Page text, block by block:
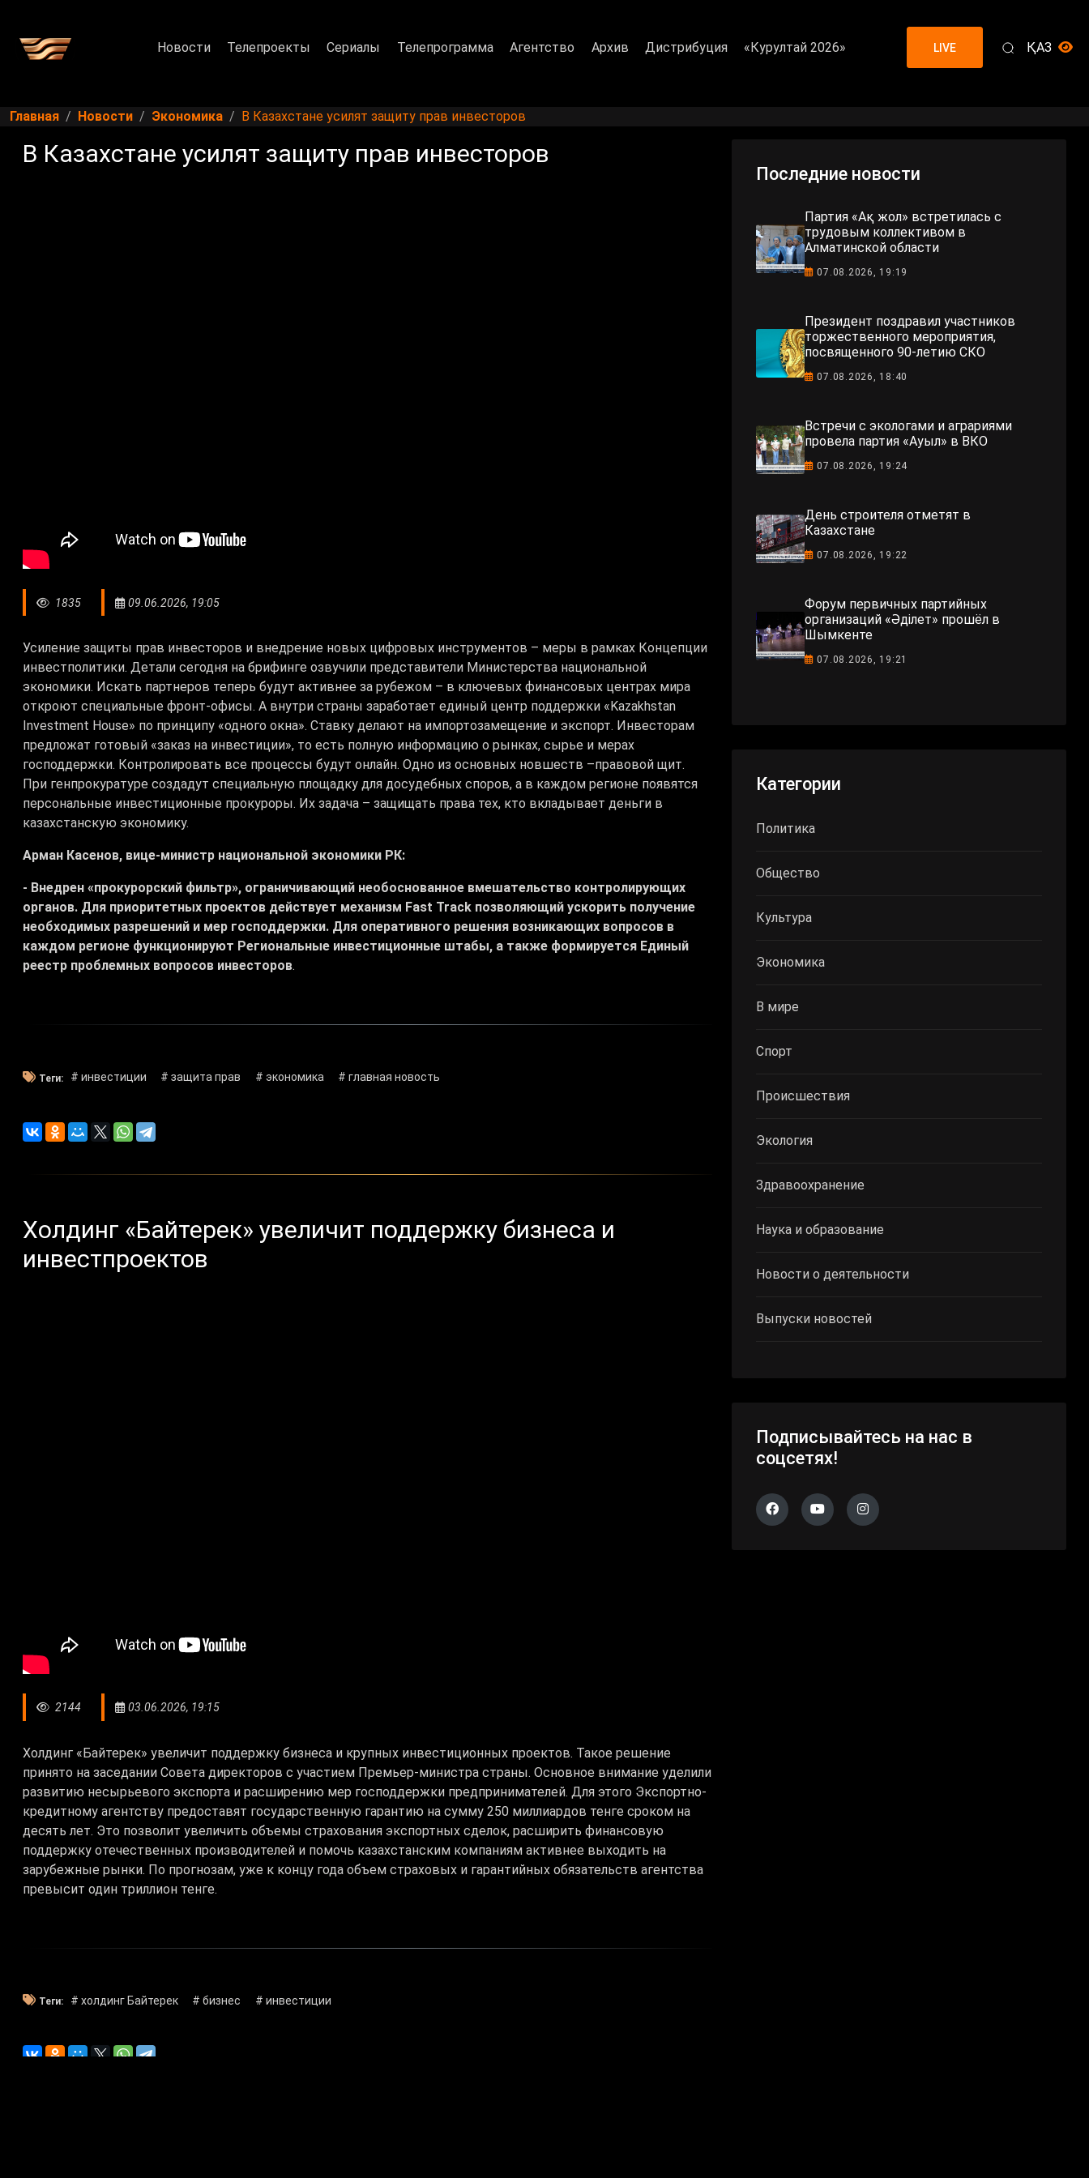
Новости Телепроекты Сериалы Телепрограмма Агентство Архив Дистрибуция «Курултай 2026» LIVE ҚАЗ
Главная Новости Экономика В Казахстане усилят защиту прав инвесторов
В Казахстане усилят защиту прав инвесторов
1835 09.06.2026, 19:05
Усиление защиты прав инвесторов и внедрение новых цифровых инструментов – меры в рамках Концепции
инвестполитики. Детали сегодня на брифинге озвучили представители Министерства национальной
экономики. Искать партнеров теперь будут активнее за рубежом – в ключевых финансовых центрах мира
откроют специальные фронт-офисы. А внутри страны заработает единый центр поддержки «Kazakhstan
Investment House» по принципу «одного окна». Ставку делают на импортозамещение и экспорт. Инвесторам
предложат готовый «заказ на инвестиции», то есть полную информацию о рынках, сырье и мерах
господдержки. Контролировать все процессы будут онлайн. Одно из основных новшеств –правовой щит.
При генпрокуратуре создадут специальную площадку для досудебных споров, а в каждом регионе появятся
персональные инвестиционные прокуроры. Их задача – защищать права тех, кто вкладывает деньги в
казахстанскую экономику.
Арман Касенов, вице-министр национальной экономики РК:
- Внедрен «прокурорский фильтр», ограничивающий необоснованное вмешательство контролирующих
органов. Для приоритетных проектов действует механизм Fast Track позволяющий ускорить получение
необходимых разрешений и мер господдержки. Для оперативного решения возникающих вопросов в
каждом регионе функционируют Региональные инвестиционные штабы, а также формируется Единый
реестр проблемных вопросов инвесторов.
Теги: # инвестиции # защита прав # экономика # главная новость
Холдинг «Байтерек» увеличит поддержку бизнеса и
инвестпроектов
2144 03.06.2026, 19:15
Холдинг «Байтерек» увеличит поддержку бизнеса и крупных инвестиционных проектов. Такое решение
принято на заседании Совета директоров с участием Премьер-министра страны. Основное внимание уделили
развитию несырьевого экспорта и расширению мер господдержки предпринимателей. Для этого Экспортно-
кредитному агентству предоставят государственную гарантию на сумму 250 миллиардов тенге сроком на
десять лет. Это позволит увеличить объемы страхования экспортных сделок, расширить финансовую
поддержку отечественных производителей и помочь казахстанским компаниям активнее выходить на
зарубежные рынки. По прогнозам, уже к концу года объем страховых и гарантийных обязательств агентства
превысит один триллион тенге.
Теги: # холдинг Байтерек # бизнес # инвестиции
Последние новости
Партия «Ақ жол» встретилась с
трудовым коллективом в
Алматинской области
07.08.2026, 19:19
Президент поздравил участников
торжественного мероприятия,
посвященного 90-летию СКО
07.08.2026, 18:40
Встречи с экологами и аграриями
провела партия «Ауыл» в ВКО
07.08.2026, 19:24
День строителя отметят в
Казахстане
07.08.2026, 19:22
Форум первичных партийных
организаций «Әділет» прошёл в
Шымкенте
07.08.2026, 19:21
Категории
Политика
Общество
Культура
Экономика
В мире
Спорт
Происшествия
Экология
Здравоохранение
Наука и образование
Новости о деятельности
Выпуски новостей
Подписывайтесь на нас в
соцсетях!